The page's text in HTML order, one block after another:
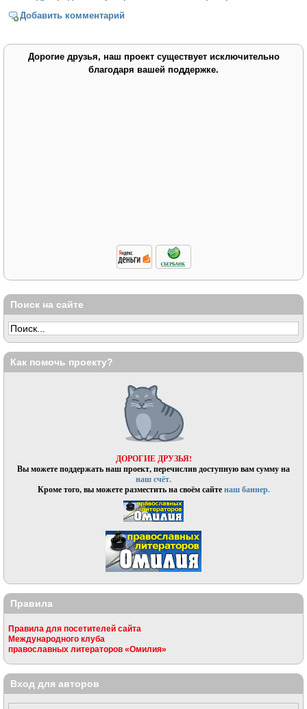
Добавить комментарий
Дорогие друзья, наш проект существует исключительно
благодаря вашей поддержке.
Поиск на сайте
Как помочь проекту?
ДОРОГИЕ ДРУЗЬЯ!
Вы можете поддержать наш проект, перечислив доступную вам сумму на
наш счёт.
Кроме того, вы можете разместить на своём сайтенаш баннер.
Правила
Правила для посетителей сайта
Международного клуба
православных литераторов «Омилия»
Вход для авторов